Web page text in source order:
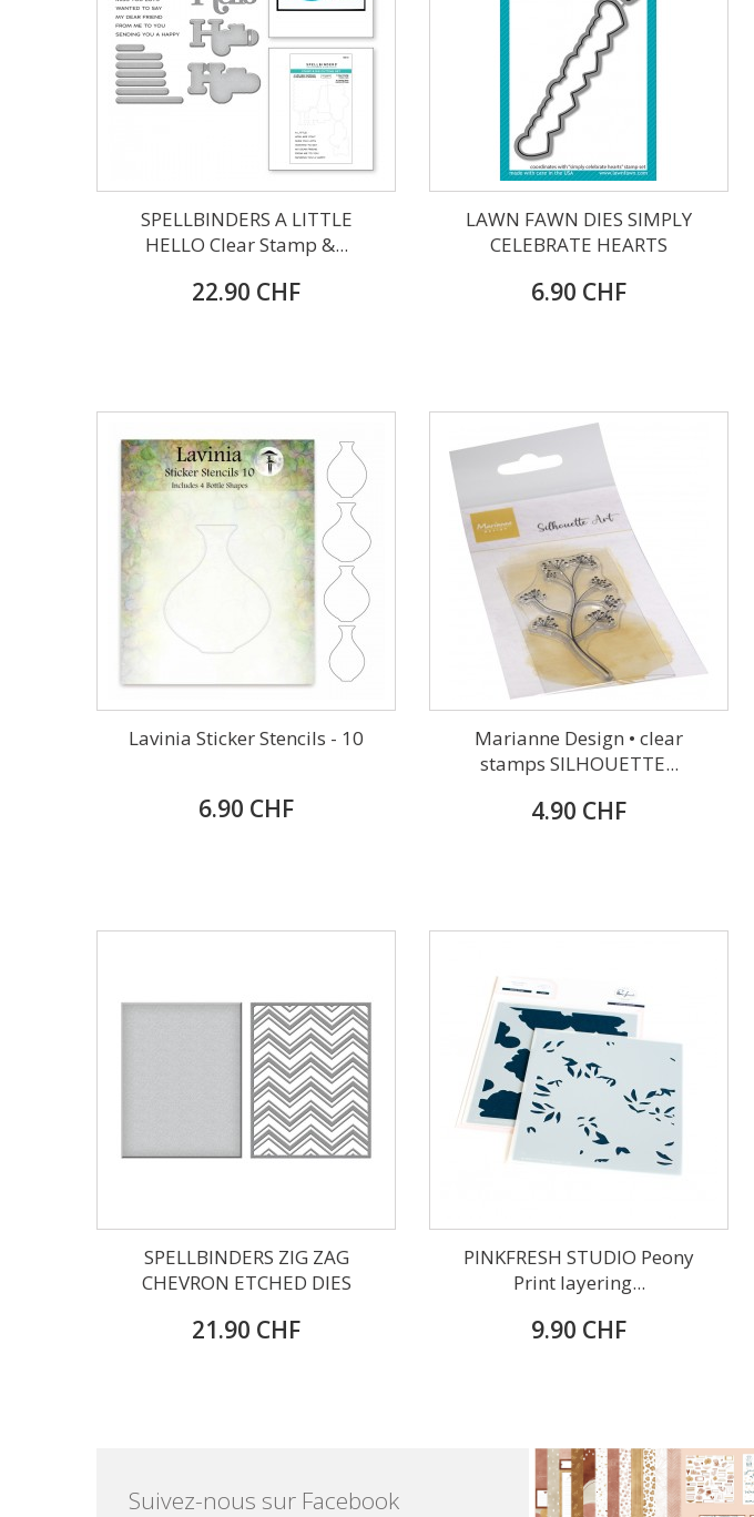
SPELLBINDERS A LITTLE
HELLO Clear Stamp &...
22.90 CHF
LAWN FAWN DIES SIMPLY
CELEBRATE HEARTS
6.90 CHF
Lavinia Sticker Stencils - 10
6.90 CHF
Marianne Design • clear
stamps SILHOUETTE...
4.90 CHF
SPELLBINDERS ZIG ZAG
CHEVRON ETCHED DIES
21.90 CHF
PINKFRESH STUDIO Peony
Print layering...
9.90 CHF
Suivez-nous sur Facebook